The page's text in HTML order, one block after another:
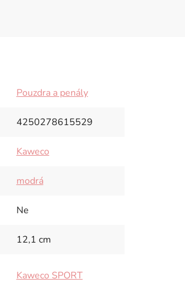
Pouzdra a penály
4250278615529
Kaweco
modrá
Ne
12,1 cm
Kaweco SPORT